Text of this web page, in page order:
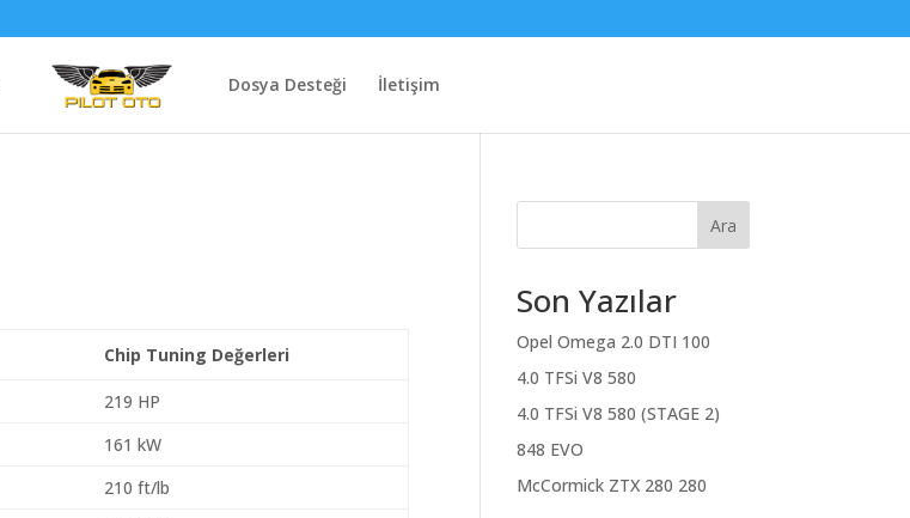
Dosya Desteği İletişim
Chip Tuning Değerleri
219 HP
161 kW
210 ft/lb
Ara
Son Yazılar
Opel Omega 2.0 DTI 100
4.0 TFSi V8 580
4.0 TFSi V8 580 (STAGE 2)
848 EVO
McCormick ZTX 280 280